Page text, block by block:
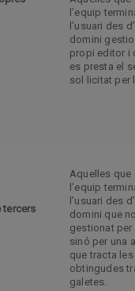
l’equip
l’usuari des
domini
propi editor i
es presta el
sol·licitat per
tercers
Aquelles que
l’equip
l’usuari des
domini que
gestionat per
sinó per una
que tracta
obtingudes
galetes.